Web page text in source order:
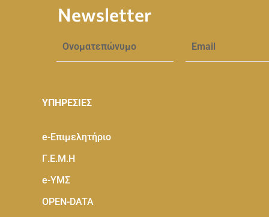
Newsletter
ΥΠΗΡΕΣΙΕΣ
e-Eπιμελητήριο
Γ.Ε.Μ.Η
e-ΥΜΣ
OPEN-DATA